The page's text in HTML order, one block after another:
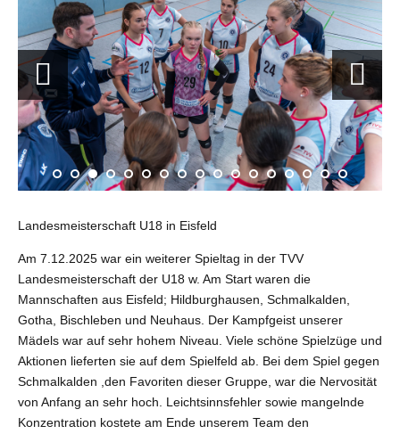
Landesmeisterschaft U18 in Eisfeld
Am 7.12.2025 war ein weiterer Spieltag in der TVV
Landesmeisterschaft der U18 w. Am Start waren die
Mannschaften aus Eisfeld; Hildburghausen, Schmalkalden,
Gotha, Bischleben und Neuhaus. Der Kampfgeist unserer
Mädels war auf sehr hohem Niveau. Viele schöne Spielzüge und
Aktionen lieferten sie auf dem Spielfeld ab. Bei dem Spiel gegen
Schmalkalden ,den Favoriten dieser Gruppe, war die Nervosität
von Anfang an sehr hoch. Leichtsinnsfehler sowie mangelnde
Konzentration kostete am Ende unserem Team den